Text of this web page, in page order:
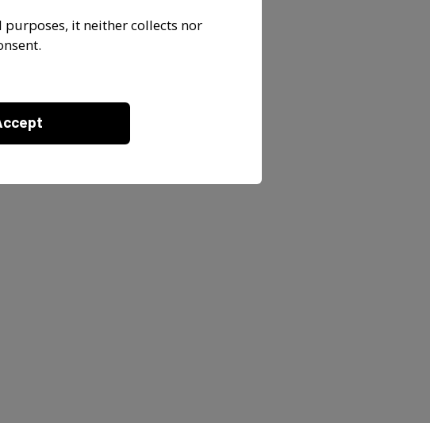
it neither collects nor